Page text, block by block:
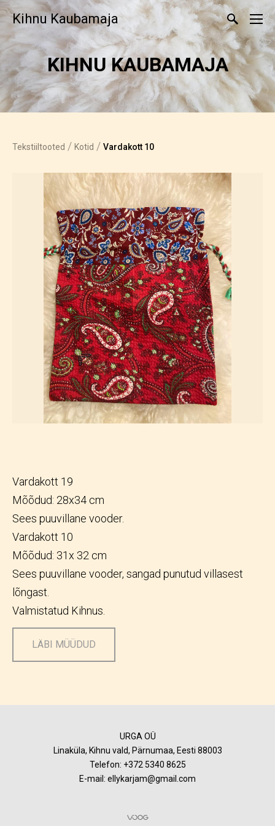
Kihnu Kaubamaja
KIHNU KAUBAMAJA
Tekstiiltooted / Kotid / Vardakott 10
Vardakott 19
Mõõdud: 28x34 cm
Sees puuvillane vooder.
Vardakott 10
Mõõdud: 31x 32 cm
Sees puuvillane vooder, sangad punutud villasest
lõngast.
Valmistatud Kihnus.
LÄBI MÜÜDUD
URGA OÜ
Linaküla, Kihnu vald, Pärnumaa, Eesti 88003
Telefon: +372 5340 8625
E-mail: ellykarjam@gmail.com